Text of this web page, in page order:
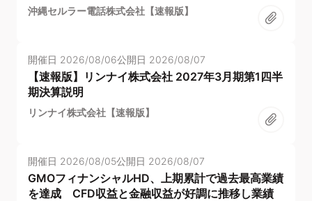
沖縄セルラー電話株式会社【速報版】
開催日 2026/08/06公開日 2026/08/07
【速報版】リンナイ株式会社 2027年3月期第1四半
期決算説明
リンナイ株式会社【速報版】
開催日 2026/08/05公開日 2026/08/07
GMOフィナンシャルHD、上期累計で過去最高業績
を達成 CFD収益と金融収益が好調に推移し業績